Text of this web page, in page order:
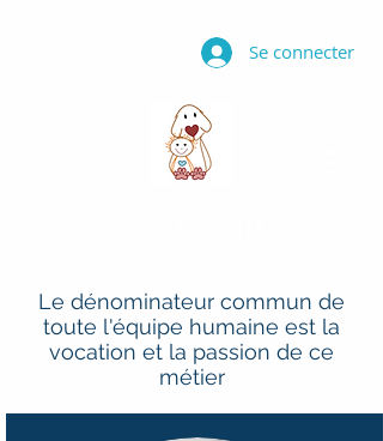
Se connecter
Le dénominateur commun de
toute l'équipe humaine est la
vocation et la passion de ce
métier